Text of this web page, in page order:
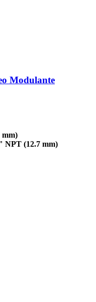
Modulante
mm)
NPT (12.7 mm)